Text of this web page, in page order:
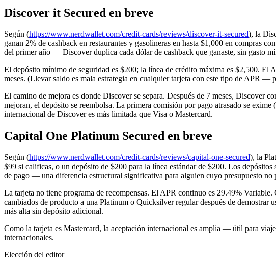
Discover it Secured en breve
Según (https://www.nerdwallet.com/credit-cards/reviews/discover-it-secured), la
ganan 2% de cashback en restaurantes y gasolineras en hasta $1,000 en compras
del primer año — Discover duplica cada dólar de cashback que ganaste, sin gasto
El depósito mínimo de seguridad es $200; la línea de crédito máxima es $2,500.
meses. (Llevar saldo es mala estrategia en cualquier tarjeta con este tipo de APR
El camino de mejora es donde Discover se separa. Después de 7 meses, Discover
mejoran, el depósito se reembolsa. La primera comisión por pago atrasado se
internacional de Discover es más limitada que Visa o Mastercard.
Capital One Platinum Secured en breve
Según (https://www.nerdwallet.com/credit-cards/reviews/capital-one-secured), la
$99 si calificas, o un depósito de $200 para la línea estándar de $200. Los
de pago — una diferencia estructural significativa para alguien cuyo presupuesto
La tarjeta no tiene programa de recompensas. El APR continuo es 29.49%
cambiados de producto a una Platinum o Quicksilver regular después de demostrar
más alta sin depósito adicional.
Como la tarjeta es Mastercard, la aceptación internacional es amplia — útil para
internacionales.
Elección del editor